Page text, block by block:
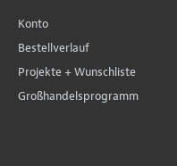
Konto
Bestellverlauf
Projekte + Wunschliste
Großhandelsprogramm